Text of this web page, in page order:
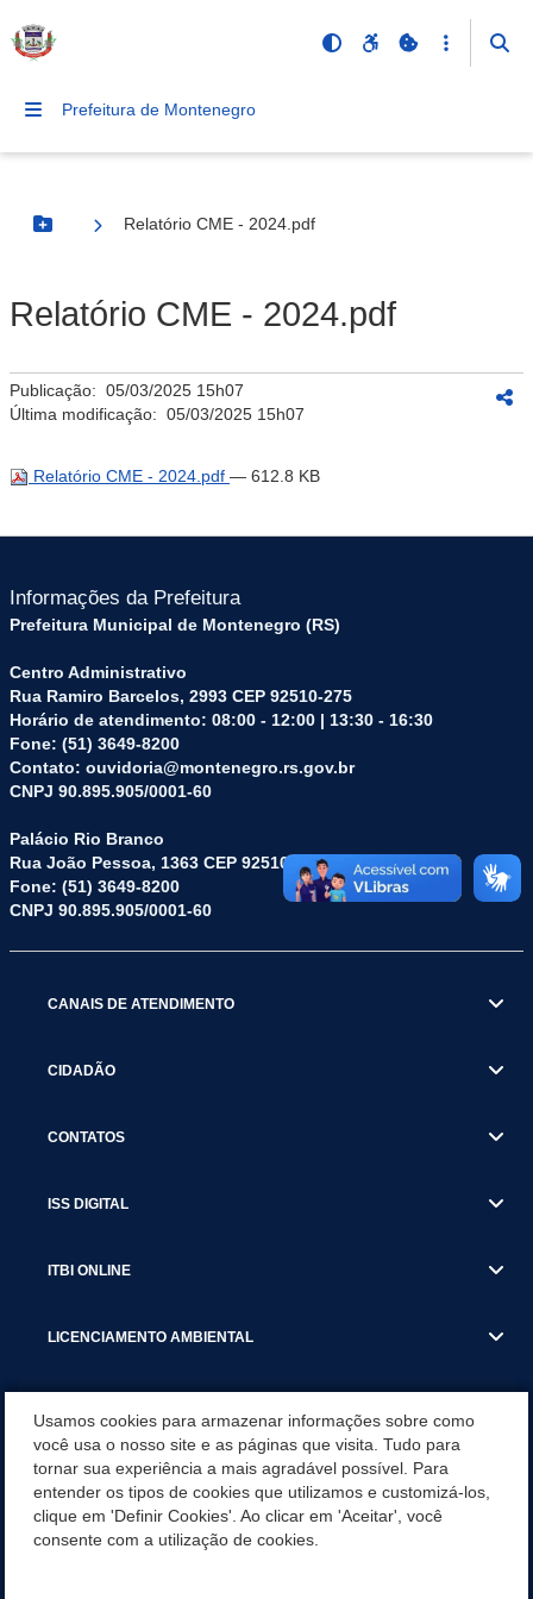
Prefeitura de Montenegro
Botão Menu
Relatório CME - 2024.pdf
Relatório CME - 2024.pdf
Publicação: 05/03/2025 15h07
Última modificação: 05/03/2025 15h07
Relatório CME - 2024.pdf — 612.8 KB
Informações da Prefeitura
Prefeitura Municipal de Montenegro (RS)
Centro Administrativo
Rua Ramiro Barcelos, 2993 CEP 92510-275
Horário de atendimento: 08:00 - 12:00 | 13:30 - 16:30
Fone: (51) 3649-8200
Contato: ouvidoria@montenegro.rs.gov.br
CNPJ 90.895.905/0001-60
Palácio Rio Branco
Rua João Pessoa, 1363 CEP 92510-045
Fone: (51) 3649-8200
CNPJ 90.895.905/0001-60
CANAIS DE ATENDIMENTO
CIDADÃO
CONTATOS
ISS DIGITAL
ITBI ONLINE
LICENCIAMENTO AMBIENTAL
SERVIÇOS
SERVIÇOS DO DEPARTAMENTO DE RECEITA MUNICIPAL
Usamos cookies para armazenar informações sobre como
você usa o nosso site e as páginas que visita. Tudo para
tornar sua experiência a mais agradável possível. Para
entender os tipos de cookies que utilizamos e customizá-los,
clique em 'Definir Cookies'. Ao clicar em 'Aceitar', você
consente com a utilização de cookies.